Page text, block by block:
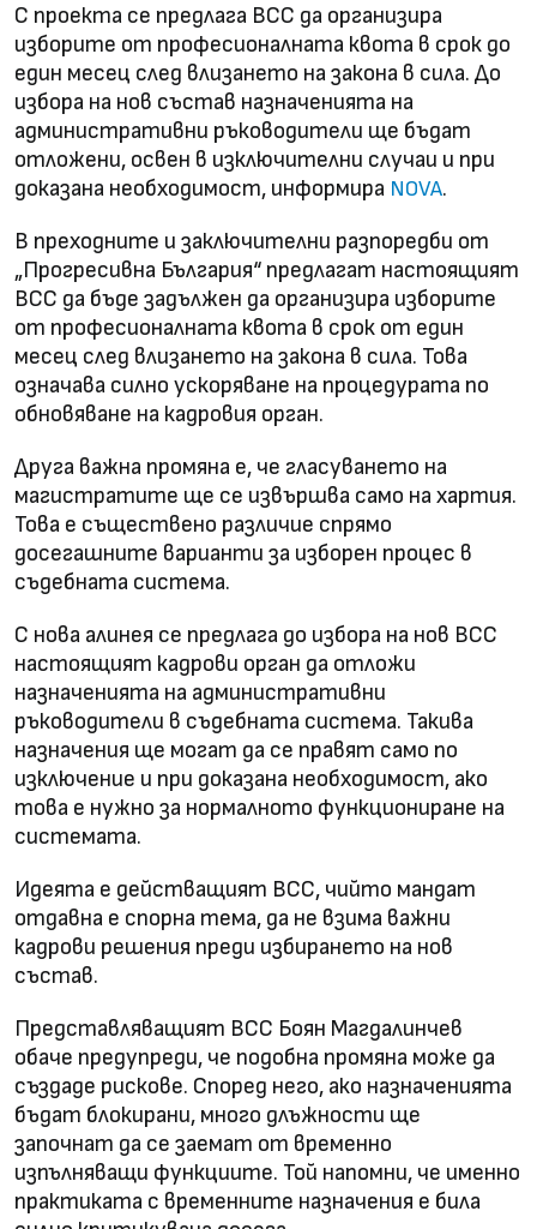
С проекта се предлага ВСС да организира
изборите от професионалната квота в срок до
един месец след влизането на закона в сила. До
избора на нов състав назначенията на
административни ръководители ще бъдат
отложени, освен в изключителни случаи и при
доказана необходимост, информира NOVA.
В преходните и заключителни разпоредби от
„Прогресивна България“ предлагат настоящият
ВСС да бъде задължен да организира изборите
от професионалната квота в срок от един
месец след влизането на закона в сила. Това
означава силно ускоряване на процедурата по
обновяване на кадровия орган.
Друга важна промяна е, че гласуването на
магистратите ще се извършва само на хартия.
Това е съществено различие спрямо
досегашните варианти за изборен процес в
съдебната система.
С нова алинея се предлага до избора на нов ВСС
настоящият кадрови орган да отложи
назначенията на административни
ръководители в съдебната система. Такива
назначения ще могат да се правят само по
изключение и при доказана необходимост, ако
това е нужно за нормалното функциониране на
системата.
Идеята е действащият ВСС, чийто мандат
отдавна е спорна тема, да не взима важни
кадрови решения преди избирането на нов
състав.
Представляващият ВСС Боян Магдалинчев
обаче предупреди, че подобна промяна може да
създаде рискове. Според него, ако назначенията
бъдат блокирани, много длъжности ще
започнат да се заемат от временно
изпълняващи функциите. Той напомни, че именно
практиката с временните назначения е била